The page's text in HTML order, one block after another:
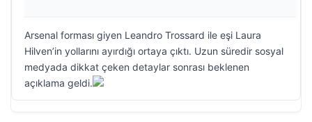
Arsenal forması giyen Leandro Trossard ile eşi Laura
Hilven’in yollarını ayırdığı ortaya çıktı. Uzun süredir sosyal
medyada dikkat çeken detaylar sonrası beklenen
açıklama geldi.